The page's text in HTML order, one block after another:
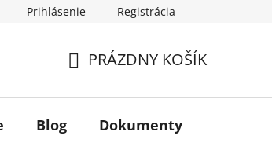
Prihlásenie Registrácia
KOŠÍK
PRÁZDNY KOŠÍK
Blog Dokumenty